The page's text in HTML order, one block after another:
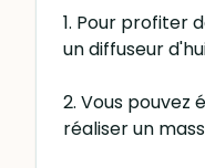
1. Pour profiter
un diffuseur
2. Vous pouvez
réaliser un